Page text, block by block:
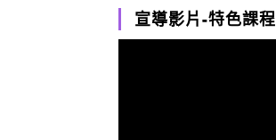
宣導影片-特色課程